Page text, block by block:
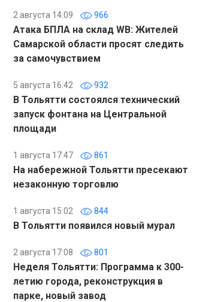
2 августа 14:09 966
Атака БПЛА на склад WB: Жителей
Самарской области просят следить
за самочувствием
5 августа 16:42 932
В Тольятти состоялся технический
запуск фонтана на Центральной
площади
1 августа 17:47 861
На набережной Тольятти пресекают
незаконную торговлю
1 августа 15:02 844
В Тольятти появился новый мурал
2 августа 17:08 801
Неделя Тольятти: Программа к 300-
летию города, реконструкция в
парке, новый завод